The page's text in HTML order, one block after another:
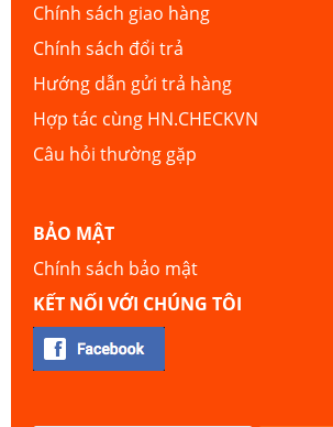
Chính sách giao hàng
Chính sách đổi trả
Hướng dẫn gửi trả hàng
Hợp tác cùng HN.CHECKVN
Câu hỏi thường gặp
BẢO MẬT
Chính sách bảo mật
KẾT NỐI VỚI CHÚNG TÔI